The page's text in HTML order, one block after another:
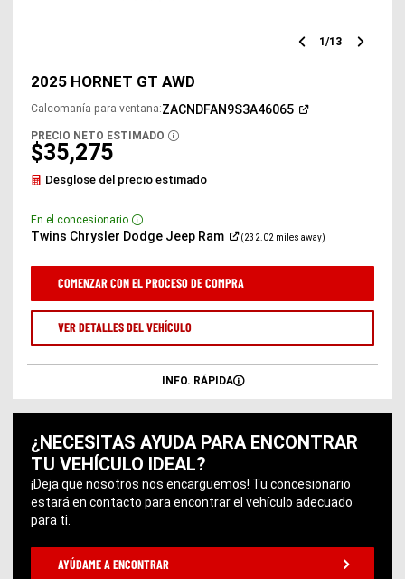
1/13
2025 HORNET GT AWD
Calcomanía para ventana:ZACNDFAN9S3A46065
(Abrir
PRECIO NETO ESTIMADO DISCLOSURE
$35,275
Desglose del precio estimado
En el concesionario Disclosure
Twins Chrysler Dodge Jeep Ram
(Abrir
en
nueva)
(232.02 miles away)
COMENZAR CON EL PROCESO DE COMPRA
VER DETALLES DEL VEHÍCULO
INFO. RÁPIDA
¿NECESITAS AYUDA PARA ENCONTRAR
TU VEHÍCULO IDEAL?
¡Deja que nosotros nos encarguemos! Tu concesionario
estará en contacto para encontrar el vehículo adecuado
para ti.
AYÚDAME A ENCONTRAR